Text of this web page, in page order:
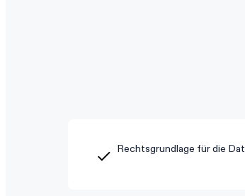
Rechtsgrundlage für die